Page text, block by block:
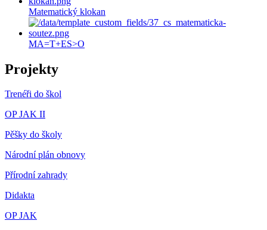
Matematický klokan
MA=T+ES>O
Projekty
Trenéři do škol
OP JAK II
Pěšky do školy
Národní plán obnovy
Přírodní zahrady
Didakta
OP JAK